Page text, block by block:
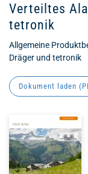
Verteiltes
tetronik
Allgemeine
Dräger und tetronik
Dokument laden (